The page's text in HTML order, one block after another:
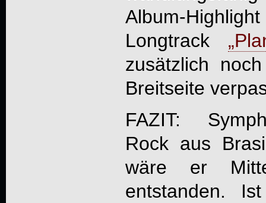
Album-
Longtrack
zusätzlich
Breitseite
FAZIT:
Rock aus
wäre er
entstanden.